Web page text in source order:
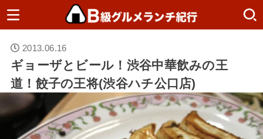
2013.06.16
ギョーザとビール！渋谷中華飲みの王
道！餃子の王将(渋谷ハチ公口店)